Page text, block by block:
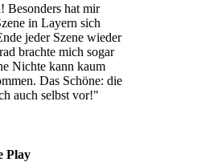
Besonders hat mir
in Layern sich
jeder Szene wieder
brachte mich sogar
Nichte kann kaum
Das Schöne: die
auch selbst vor!"
Play